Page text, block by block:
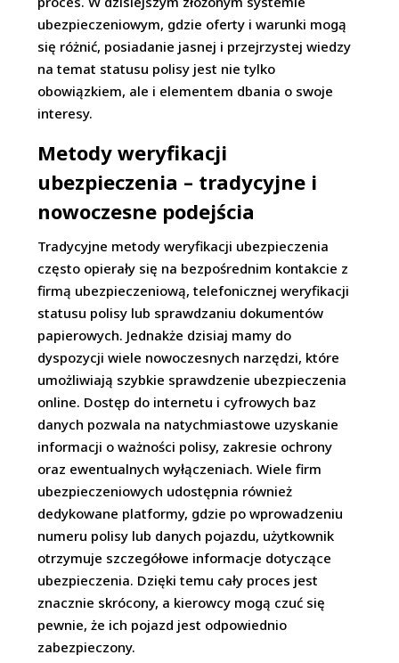
ubezpieczeniowym, gdzie oferty i warunki mogą
się różnić, posiadanie jasnej i przejrzystej wiedzy
na temat statusu polisy jest nie tylko
obowiązkiem, ale i elementem dbania o swoje
interesy.
Metody weryfikacji
ubezpieczenia – tradycyjne i
nowoczesne podejścia
Tradycyjne metody weryfikacji ubezpieczenia
często opierały się na bezpośrednim kontakcie z
firmą ubezpieczeniową, telefonicznej weryfikacji
statusu polisy lub sprawdzaniu dokumentów
papierowych. Jednakże dzisiaj mamy do
dyspozycji wiele nowoczesnych narzędzi, które
umożliwiają szybkie sprawdzenie ubezpieczenia
online. Dostęp do internetu i cyfrowych baz
danych pozwala na natychmiastowe uzyskanie
informacji o ważności polisy, zakresie ochrony
oraz ewentualnych wyłączeniach. Wiele firm
ubezpieczeniowych udostępnia również
dedykowane platformy, gdzie po wprowadzeniu
numeru polisy lub danych pojazdu, użytkownik
otrzymuje szczegółowe informacje dotyczące
ubezpieczenia. Dzięki temu cały proces jest
znacznie skrócony, a kierowcy mogą czuć się
pewnie, że ich pojazd jest odpowiednio
zabezpieczony.